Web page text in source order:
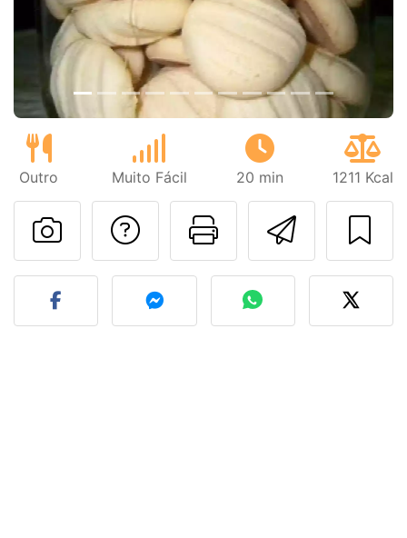
Outro Muito Fácil 20 min 1211 Kcal
Imprima
Falar com o autor
Fez esta receita?